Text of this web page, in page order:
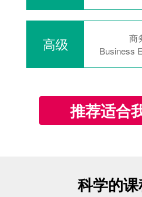
高级
商
Business
推荐适合
科学的